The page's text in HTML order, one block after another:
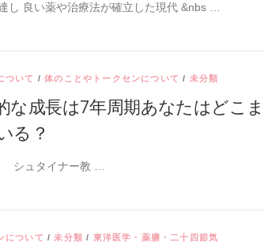
し 良い薬や治療法が確立した現代 &nbs …
ついて /体のことやトークセンについて / 未分類
な成長は7年周期あなたはどこま
る？
シュタイナー教 …
について /未分類 / 東洋医学・薬膳・二十四節気